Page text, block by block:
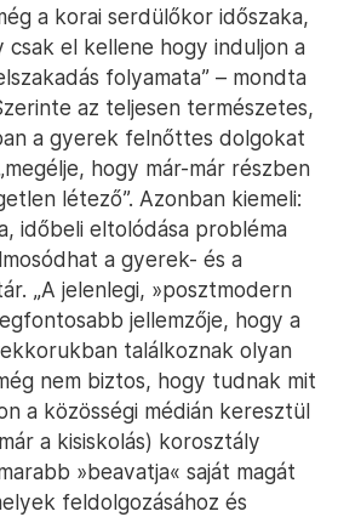
a korai serdülőkor időszaka,
el kellene hogy induljon a
folyamata” – mondta
az teljesen természetes,
a gyerek felnőttes dolgokat
hogy már-már részben
létező”. Azonban kiemeli:
időbeli eltolódása probléma
a gyerek- és a
„A jelenlegi, »posztmodern
jellemzője, hogy a
találkoznak olyan
nem biztos, hogy tudnak mit
a közösségi médián keresztül
a kisiskolás) korosztály
»beavatja« saját magát
feldolgozásához és